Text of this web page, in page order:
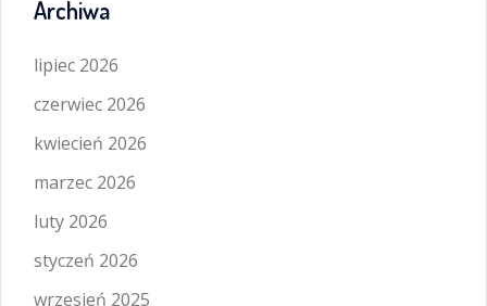
Archiwa
lipiec 2026
czerwiec 2026
kwiecień 2026
marzec 2026
luty 2026
styczeń 2026
wrzesień 2025